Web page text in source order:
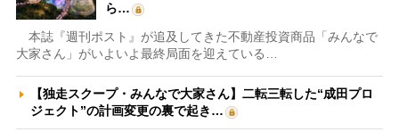
ら…
本誌『週刊ポスト』が追及してきた不動産投資商品「みんなで
大家さん」がいよいよ最終局面を迎えている…
【独走スクープ・みんなで大家さん】二転三転した“成田プロ
ジェクト”の計画変更の裏で起き…